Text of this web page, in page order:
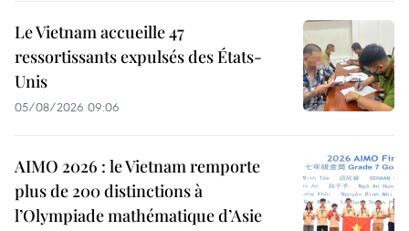
Le Vietnam accueille 47
ressortissants expulsés des États-
Unis
05/08/2026 09:06
AIMO 2026 : le Vietnam remporte
plus de 200 distinctions à
l’Olympiade mathématique d’Asie